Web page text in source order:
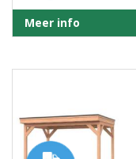
Meer info